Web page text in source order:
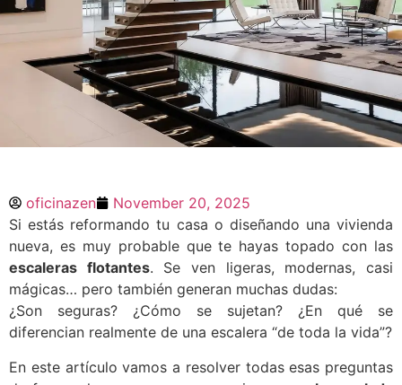
qué son realmente y en
qué se diferencian de
una escalera
tradicional
Si estás reformando tu casa o diseñando
una vivienda nueva, es muy probable que
te hayas topado con las escaleras
mágicas… pero también generan muchas
oficinazen
November 20, 2025
Si estás reformando tu casa o diseñando una vivienda
nueva, es muy probable que te hayas topado con las
escaleras flotantes. Se ven ligeras, modernas, casi
mágicas… pero también generan muchas dudas:
¿Son seguras? ¿Cómo se sujetan? ¿En qué se
diferencian realmente de una escalera “de toda la vida”?
En este artículo vamos a resolver todas esas preguntas